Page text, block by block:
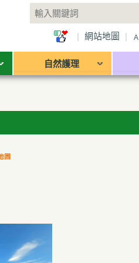
| 網站地圖 | A
自然護理